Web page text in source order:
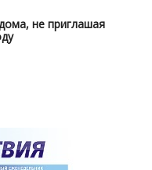
не приглашая